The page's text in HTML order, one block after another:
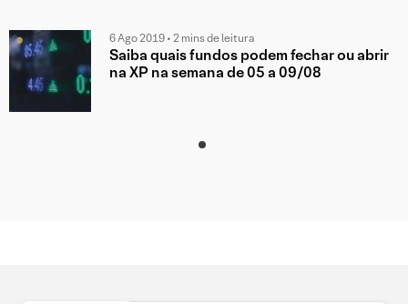
6 Ago 2019 • 2 mins de leitura
Saiba quais fundos podem fechar ou abrir
na XP na semana de 05 a 09/08